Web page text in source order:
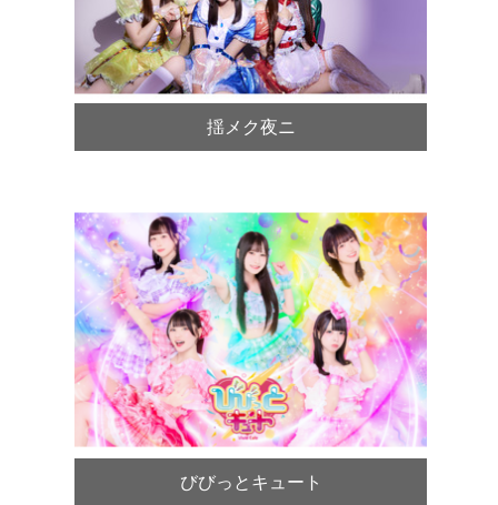
揺メク夜ニ
びびっとキュート